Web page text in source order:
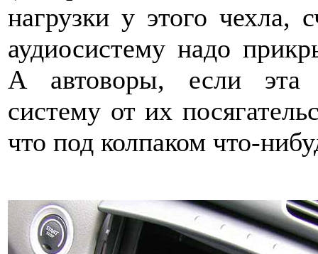
нагрузки у этого чехла,
аудиосистему надо
А автоворы, если эта
систему от их
что под колпаком что-